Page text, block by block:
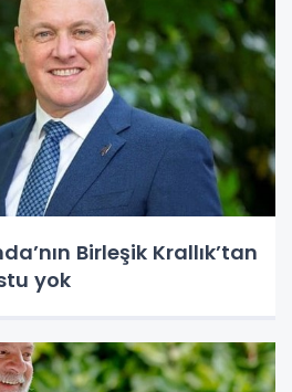
Birleşik Krallık’tan
yok